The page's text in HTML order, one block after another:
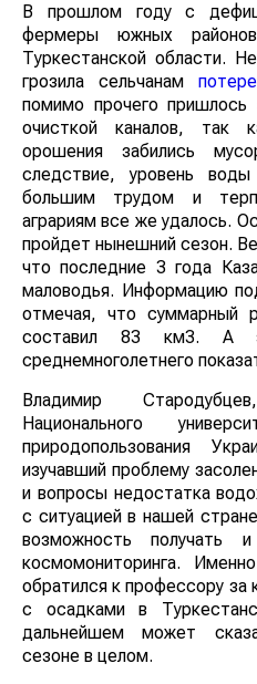
В прошлом году с
фермеры южных
Туркестанской области.
грозила сельчанам
помимо прочего пришлось
очисткой каналов, так
орошения забились
следствие, уровень
большим трудом и
аграриям все же удалось.
пройдет нынешний сезон.
что последние 3 года
маловодья. Информацию
отмечая, что суммарный
составил 83 км3. А
среднемноголетнего
Владимир
Национального
природопользования
изучавший проблему
и вопросы недостатка
с ситуацией в нашей
возможность получать
космомониторинга.
обратился к профессору за
с осадками в
дальнейшем может
сезоне в целом.